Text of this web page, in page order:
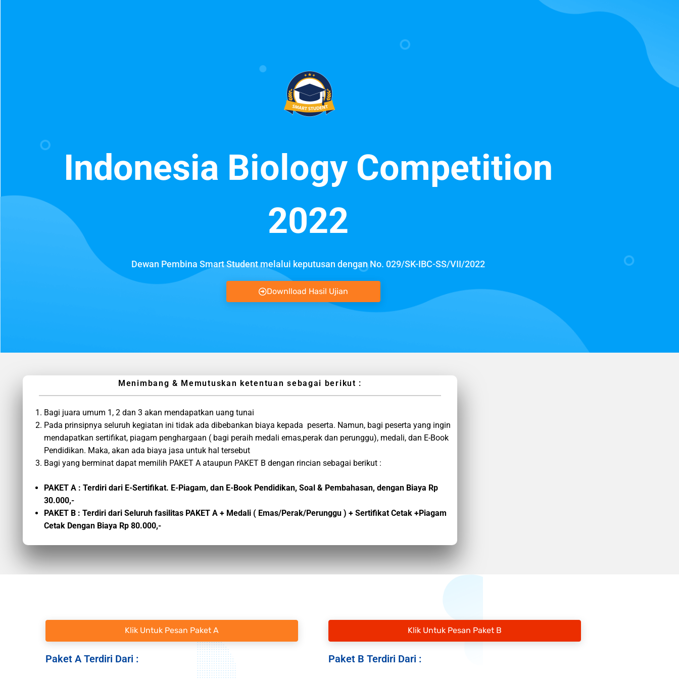
Indonesia Biology Competition
2022
Dewan Pembina Smart Student melalui keputusan dengan No. 029/SK-IBC-SS/VII/2022
Downlload Hasil Ujian
Menimbang & Memutuskan ketentuan sebagai berikut :
Bagi juara umum 1, 2 dan 3 akan mendapatkan uang tunai
Pada prinsipnya seluruh kegiatan ini tidak ada dibebankan biaya kepada peserta. Namun, bagi peserta yang ingin
mendapatkan sertifikat, piagam penghargaan ( bagi peraih medali emas,perak dan perunggu), medali, dan E-Book
Pendidikan. Maka, akan ada biaya jasa untuk hal tersebut
Bagi yang berminat dapat memilih PAKET A ataupun PAKET B dengan rincian sebagai berikut :
PAKET A : Terdiri dari E-Sertifikat. E-Piagam, dan E-Book Pendidikan, Soal & Pembahasan, dengan Biaya Rp
30.000,-
PAKET B : Terdiri dari Seluruh fasilitas PAKET A + Medali ( Emas/Perak/Perunggu ) + Sertifikat Cetak +Piagam
Cetak Dengan Biaya Rp 80.000,-
Klik Untuk Pesan Paket A
Paket A Terdiri Dari :
Klik Untuk Pesan Paket B
Paket B Terdiri Dari :